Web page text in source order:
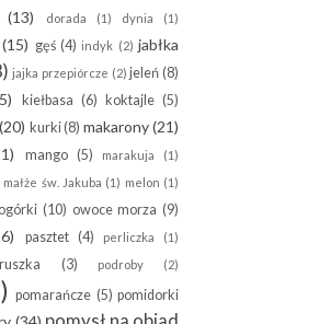
(13) dorada (1) dynia (1)
(15) gęś (4) indyk (2) jabłka
jajka przepiórcze (2) jeleń (8)
kiełbasa (6) koktajle (5)
(20) kurki(8) makarony (21)
mango (5) marakuja (1)
małże św. Jakuba (1) melon (1)
ogórki (10) owoce morza (9)
pasztet (4) perliczka (1)
(3) podroby (2)
pomarańcze (5) pomidorki